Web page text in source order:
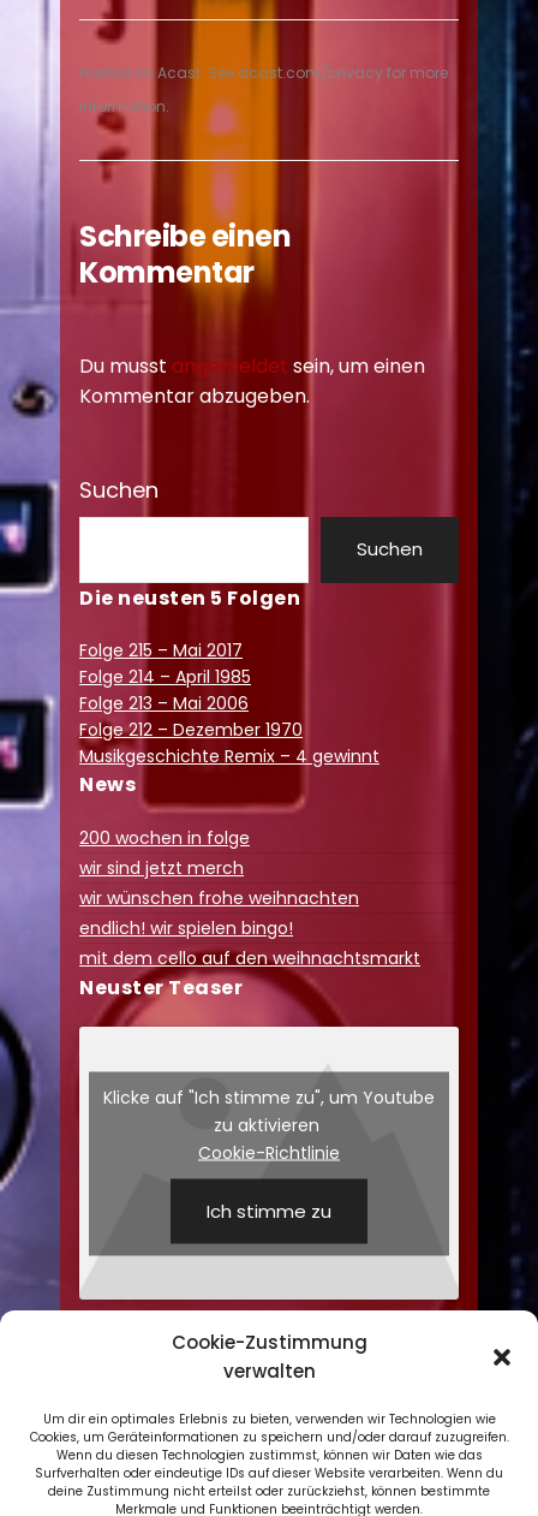
Cookie-Zustimmung
verwalten
Um dir ein optimales Erlebnis zu bieten, verwenden wir Technologien wie
Cookies, um Geräteinformationen zu speichern und/oder darauf zuzugreifen.
Wenn du diesen Technologien zustimmst, können wir Daten wie das
Surfverhalten oder eindeutige IDs auf dieser Website verarbeiten. Wenn du
deine Zustimmung nicht erteilst oder zurückziehst, können bestimmte
Merkmale und Funktionen beeinträchtigt werden.
Hosted on Acast. See acast.com/privacy for more
information.
Schreibe einen
Kommentar
Du musst angemeldet sein, um einen
Kommentar abzugeben.
Suchen
Suchen
Die neusten 5 Folgen
Folge 215 – Mai 2017
Folge 214 – April 1985
Folge 213 – Mai 2006
Folge 212 – Dezember 1970
Musikgeschichte Remix – 4 gewinnt
News
200 wochen in folge
wir sind jetzt merch
wir wünschen frohe weihnachten
endlich! wir spielen bingo!
mit dem cello auf den weihnachtsmarkt
Neuster Teaser
Klicke auf "Ich stimme zu", um Youtube
zu aktivieren
Cookie-Richtlinie
Ich stimme zu
Datenschutzerklärung
Impressum